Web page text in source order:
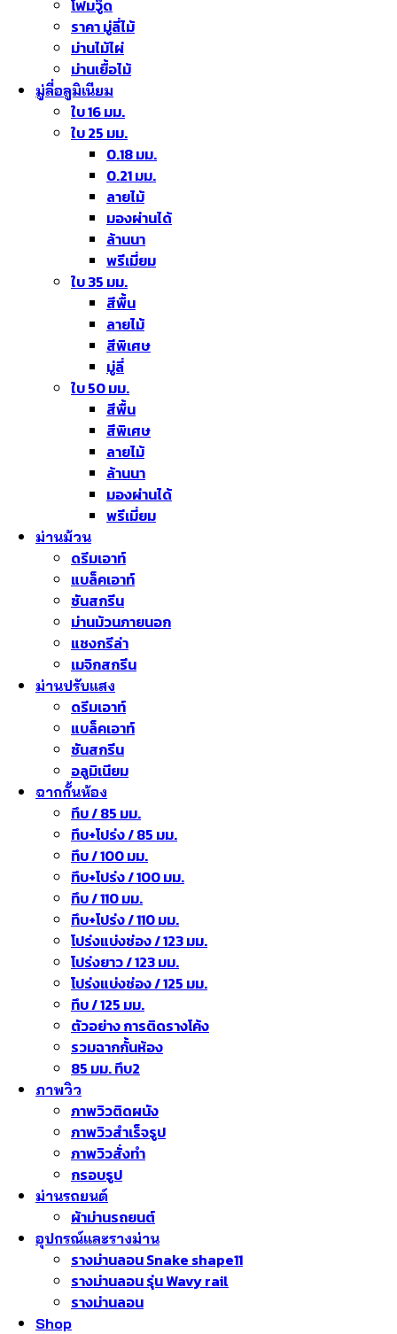
โฟมวู๊ด
ราคา มู่ลี่ไม้
ม่านไม้ไผ่
ม่านเยื้อไม้
มู่ลี่อลูมิเนียม
ใบ 16 มม.
ใบ 25 มม.
0.18 มม.
0.21 มม.
ลายไม้
มองผ่านได้
ล้านนา
พรีเมี่ยม
ใบ 35 มม.
สีพื้น
ลายไม้
สีพิเศษ
มู่ลี่
ใบ 50 มม.
สีพื้น
สีพิเศษ
ลายไม้
ล้านนา
มองผ่านได้
พรีเมี่ยม
ม่านม้วน
ดรีมเอาท์
แบล็คเอาท์
ซันสกรีน
ม่านม้วนภายนอก
แชงกรีล่า
เมจิกสกรีน
ม่านปรับแสง
ดรีมเอาท์
แบล็คเอาท์
ซันสกรีน
อลูมิเนียม
ฉากกั้นห้อง
ทึบ / 85 มม.
ทึบ+โปร่ง / 85 มม.
ทึบ / 100 มม.
ทึบ+โปร่ง / 100 มม.
ทึบ / 110 มม.
ทึบ+โปร่ง / 110 มม.
โปร่งแบ่งช่อง / 123 มม.
โปร่งยาว / 123 มม.
โปร่งแบ่งช่อง / 125 มม.
ทึบ / 125 มม.
ตัวอย่าง การติดรางโค้ง
รวมฉากกั้นห้อง
85 มม. ทึบ2
ภาพวิว
ภาพวิวติดผนัง
ภาพวิวสำเร็จรูป
ภาพวิวสั่งทำ
กรอบรูป
ม่านรถยนต์
ผ้าม่านรถยนต์
อุปกรณ์และรางม่าน
รางม่านลอน Snake shape11
รางม่านลอน รุ่น Wavy rail
รางม่านลอน
Shop